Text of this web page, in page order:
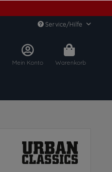
Service/Hilfe
Mein Konto Warenkorb